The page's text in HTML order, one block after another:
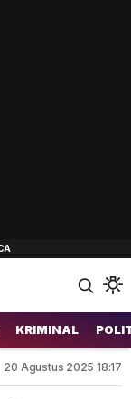
KRIMINAL
20 Agustus 2025 18:17